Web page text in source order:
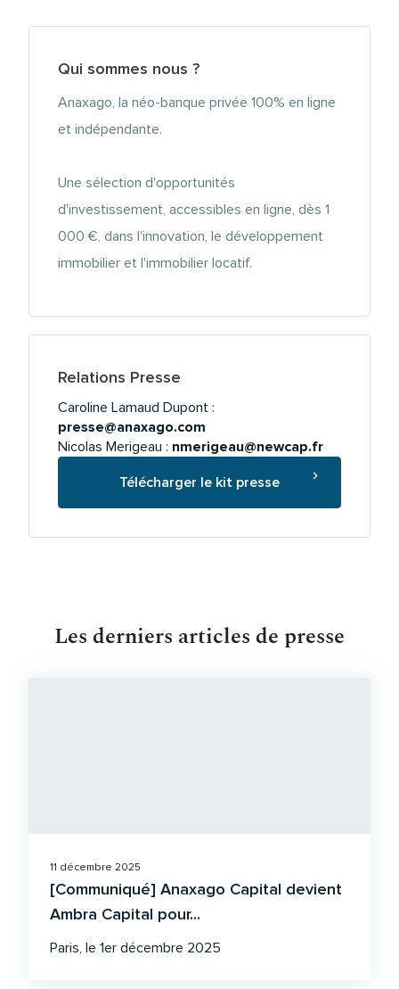
Qui sommes nous ?
Anaxago, la néo-banque privée 100% en ligne
et indépendante.
Une sélection d'opportunités
d'investissement, accessibles en ligne, dès 1
000 €, dans l'innovation, le développement
immobilier et l'immobilier locatif.
Relations Presse
Caroline Lamaud Dupont :
presse@anaxago.com
Nicolas Merigeau : nmerigeau@newcap.fr
Télécharger le kit presse
Les derniers articles de presse
11 décembre 2025
[Communiqué] Anaxago Capital devient
Ambra Capital pour...
Paris, le 1er décembre 2025